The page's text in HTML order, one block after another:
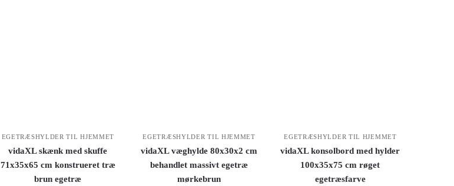
EGETRÆSHYLDER TIL HJEMMET
vidaXL skænk med skuffe
71x35x65 cm konstrueret træ
brun egetræ
EGETRÆSHYLDER TIL HJEMMET
vidaXL væghylde 80x30x2 cm
behandlet massivt egetræ
mørkebrun
EGETRÆSHYLDER TIL HJEMMET
vidaXL konsolbord med hylder
100x35x75 cm røget
egetræsfarve